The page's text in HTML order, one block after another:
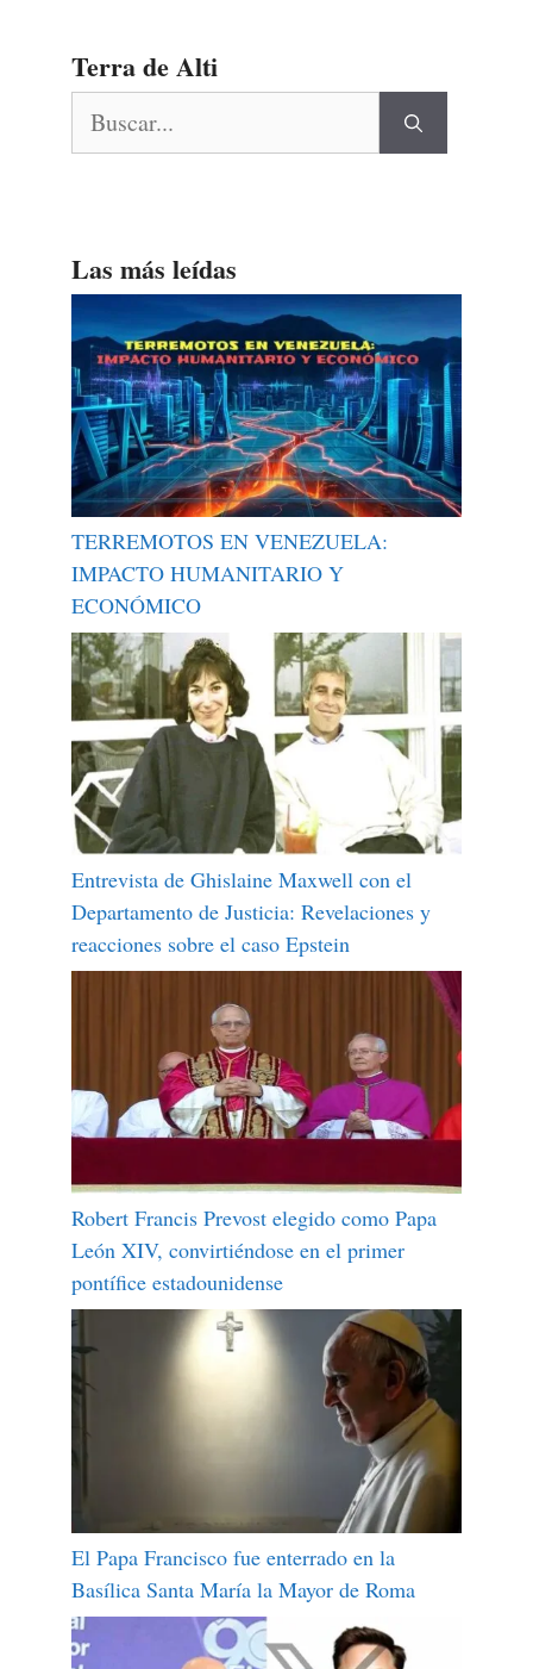
Terra de Alti
Las más leídas
TERREMOTOS EN VENEZUELA:
IMPACTO HUMANITARIO Y
ECONÓMICO
Entrevista de Ghislaine Maxwell con el
Departamento de Justicia: Revelaciones y
reacciones sobre el caso Epstein
Robert Francis Prevost elegido como Papa
León XIV, convirtiéndose en el primer
pontífice estadounidense
El Papa Francisco fue enterrado en la
Basílica Santa María la Mayor de Roma